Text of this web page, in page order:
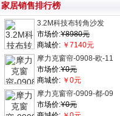
家居销售排行榜
3.2M科技布转角沙发
市场价:Y8980元
商城价: ￥7140元
摩力克窗帘-0908-欧-11
市场价:Y0元
商城价: ￥0元
摩力克窗帘-0909-都-09
市场价:Y0元